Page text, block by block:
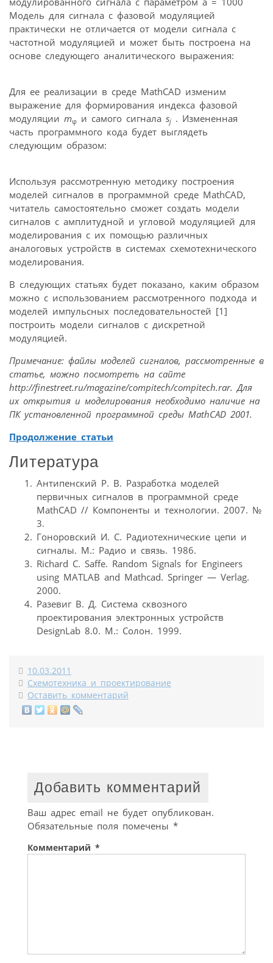
Модель для сигнала с фазовой модуляцией
практически не отличается от модели сигнала с
частотной модуляцией и может быть построена на
основе следующего аналитического выражения:
Для ее реализации в среде MathCAD изменим
выражение для формирования индекса фазовой
модуляции mφ и самого сигнала sj . Измененная
часть программного кода будет выглядеть
следующим образом:
Используя рассмотренную методику построения
моделей сигналов в программной среде MathCAD,
читатель самостоятельно сможет создать модели
сигналов с амплитудной и угловой модуляцией для
моделирования с их помощью различных
аналоговых устройств в системах схемотехнического
моделирования.
В следующих статьях будет показано, каким образом
можно с использованием рассмотренного подхода и
моделей импульсных последовательностей [1]
построить модели сигналов с дискретной
модуляцией.
Примечание: файлы моделей сигналов, рассмотренные в
статье, можно посмотреть на сайте
http://finestreet.ru/magazine/compitech/compitech.rar. Для
их открытия и моделирования необходимо наличие на
ПК установленной программной среды MathCAD 2001.
Продолжение статьи
Литература
Антипенский Р. В. Разработка моделей
первичных сигналов в программной среде
MathCAD // Компоненты и технологии. 2007. №
3.
Гоноровский И. С. Радиотехнические цепи и
сигналы. М.: Радио и связь. 1986.
Richard C. Saffe. Random Signals for Engineers
using MATLAB and Mathcad. Springer — Verlag.
2000.
Разевиг В. Д. Система сквозного
проектирования электронных устройств
DesignLab 8.0. М.: Солон. 1999.
10.03.2011
Схемотехника и проектирование
Оставить комментарий
Добавить комментарий
Ваш адрес email не будет опубликован.
Обязательные поля помечены *
Комментарий *